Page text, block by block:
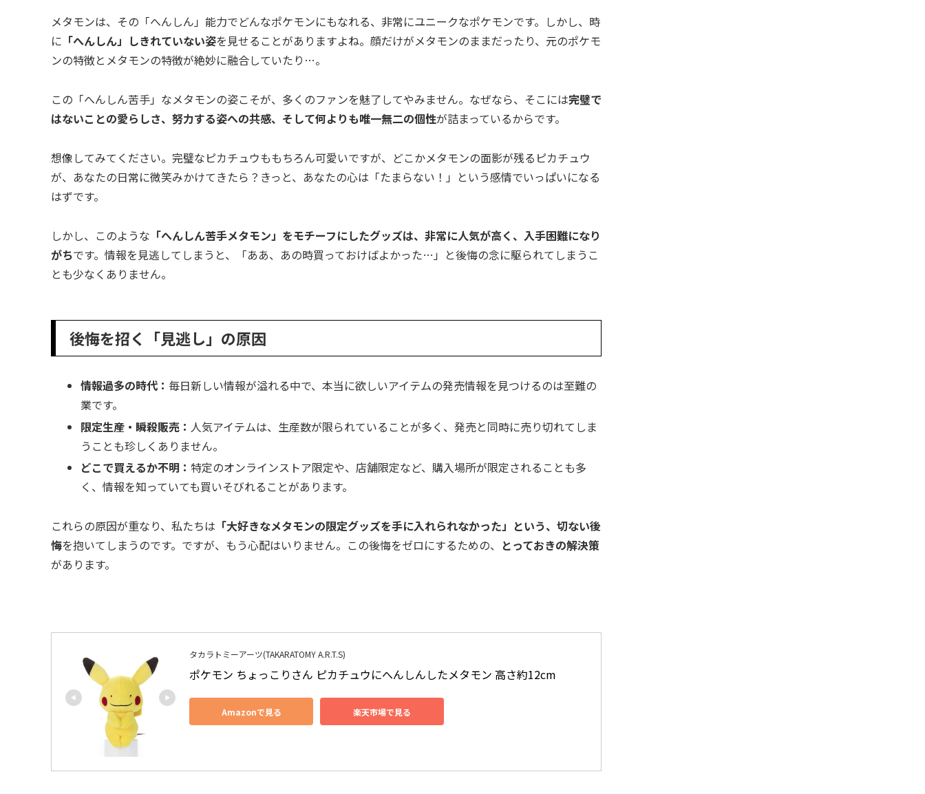
メタモンは、その「へんしん」能力でどんなポケモンにもなれる、非常にユニークなポケモンです。しかし、時
に 「へんしん」しきれていない姿を見せることがありますよね。顔だけがメタモンのままだったり、元のポケモ
ンの特徴とメタモンの特徴が絶妙に融合していたり…。
この「へんしん苦手」なメタモンの姿こそが、多くのファンを魅了してやみません。なぜなら、そこには完璧で
はないことの愛らしさ、努力する姿への共感、そして何よりも唯一無二の個性が詰まっているからです。
想像してみてください。完璧なピカチュウももちろん可愛いですが、どこかメタモンの面影が残るピカチュウ
が、あなたの日常に微笑みかけてきたら？きっと、あなたの心は「たまらない！」という感情でいっぱいになる
はずです。
しかし、このような 「へんしん苦手メタモン」をモチーフにしたグッズは、非常に人気が高く、入手困難になり
がちです。情報を見逃してしまうと、「ああ、あの時買っておけばよかった…」と後悔の念に駆られてしまうこ
とも少なくありません。
後悔を招く「見逃し」の原因
情報過多の時代： 毎日新しい情報が溢れる中で、本当に欲しいアイテムの発売情報を見つけるのは至難の
業です。
限定生産・瞬殺販売： 人気アイテムは、生産数が限られていることが多く、発売と同時に売り切れてしま
うことも珍しくありません。
どこで買えるか不明： 特定のオンラインストア限定や、店舗限定など、購入場所が限定されることも多
く、情報を知っていても買いそびれることがあります。
これらの原因が重なり、私たちは 「大好きなメタモンの限定グッズを手に入れられなかった」という、切ない後
悔を抱いてしまうのです。ですが、もう心配はいりません。この後悔をゼロにするための、 とっておきの解決策
があります。
タカラトミーアーツ(TAKARATOMY A.R.T.S)
ポケモン ちょっこりさん ピカチュウにへんしんしたメタモン 高さ約12cm
Amazonで見る 楽天市場で見る